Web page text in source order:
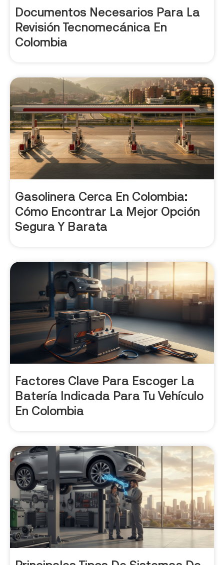
Documentos Necesarios Para La
Revisión Tecnomecánica En
Colombia
Gasolinera Cerca En Colombia:
Cómo Encontrar La Mejor Opción
Segura Y Barata
Factores Clave Para Escoger La
Batería Indicada Para Tu Vehículo
En Colombia